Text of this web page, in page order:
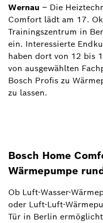
Wernau – Die
Comfort lädt am 17.
Trainingszentrum in
ein. Interessierte
haben dort von 12 bis
von ausgewählten
Bosch Profis zu
zu lassen.
Bosch Home
Wärmepumpe
Ob Luft-Wasser-
oder Luft-Luft-
Tür in Berlin